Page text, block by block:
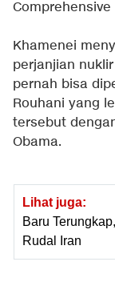
Comprehensive
Khamenei
perjanjian
pernah bisa
Rouhani yang
tersebut
Obama.
Lihat juga:
Baru
Rudal Iran